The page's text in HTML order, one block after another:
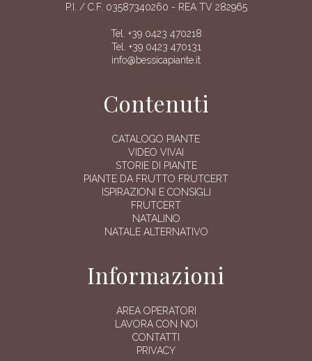
P.I. / C.F. 03587340260 - REA TV 282965
Tel. +39 0423 470218
Tel. +39 0423 470131
info@bessicapiante.it
Contenuti
CATALOGO PIANTE
VIDEO VIVAI
STORIE DI PIANTE
PIANTE DA FRUTTO FRUTCERT
ISPIRAZIONI E CONSIGLI
FRUTCERT
NATALINO
NATALE ALTERNATIVO
Informazioni
AREA OPERATORI
LAVORA CON NOI
CONTATTI
PRIVACY